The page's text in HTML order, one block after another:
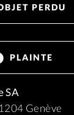
PERDU
PLAINTE
SA
Genève